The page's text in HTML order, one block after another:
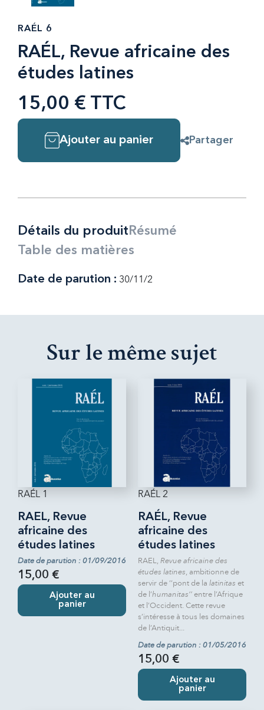
RAÉL 6
RAÉL, Revue africaine des
études latines
15,00 € TTC
Ajouter au panier Partager
Détails du produit Résumé
Table des matières
Date de parution : 30/11/2
Sur le même sujet
RAÉL 1
RAEL, Revue
africaine des
études latines
Date de parution : 01/09/2016
15,00 €
Ajouter au
panier
RAÉL 2
RAÉL, Revue
africaine des
études latines
RAEL, Revue africaine des
études latines, ambitionne de
servir de ‘‘pont de la latinitas et
de l’humanitas’’ entre l’Afrique
et l’Occident. Cette revue
s’intéresse à tous les domaines
de l’Antiquit...
Date de parution : 01/05/2016
15,00 €
Ajouter au
panier